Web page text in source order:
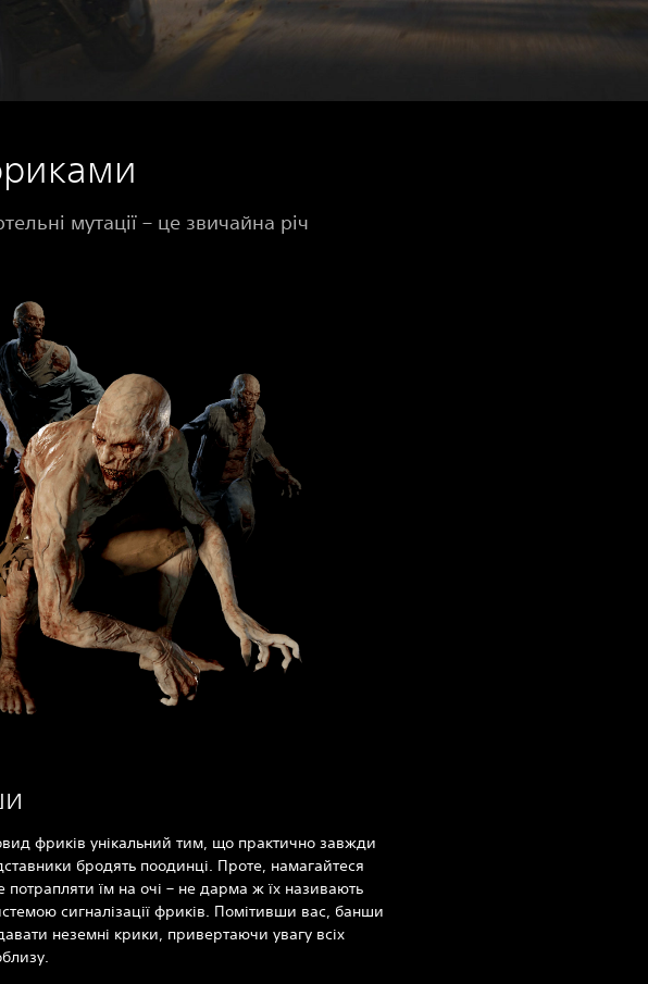
мутації – це звичайна річ
фриків унікальний тим, що практично завжди
бродять поодинці. Проте, намагайтеся
потрапляти їм на очі – не дарма ж їх називають
сигналізації фриків. Помітивши вас, банши
неземні крики, привертаючи увагу всіх